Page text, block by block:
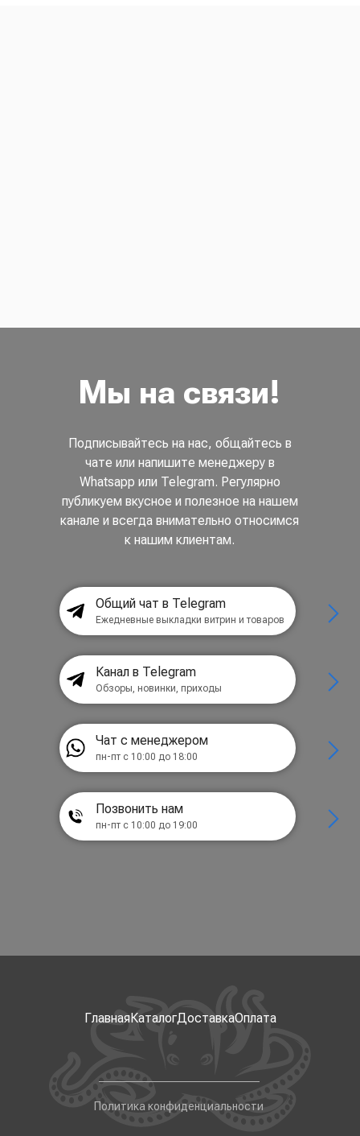
Мы на связи!
Подписывайтесь на нас, общайтесь в
чате или напишите менеджеру в
Whatsapp или Telegram. Регулярно
публикуем вкусное и полезное на нашем
канале и всегда внимательно относимся
к нашим клиентам.
Общий чат в Telegram
Ежедневные выкладки витрин и товаров
Канал в Telegram
Обзоры, новинки, приходы
Чат с менеджером
пн-пт с 10:00 до 18:00
Позвонить нам
пн-пт с 10:00 до 19:00
ГлавнаяКаталогДоставкаОплата
Политика конфиденциальности